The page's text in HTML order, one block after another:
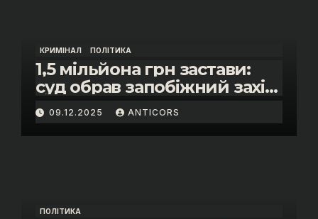
КРИМІНАЛ ПОЛІТИКА
1,5 мільйона грн застави:
суд обрав запобіжний захід
помічнику нардепки Анни
Скороход у справі про
«санкційний підкуп»
09.12.2025 ANTICORS
ПОЛІТИКА